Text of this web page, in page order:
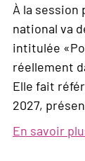
À la session
national va
intitulée
réellement
Elle fait
2027,
En savoir